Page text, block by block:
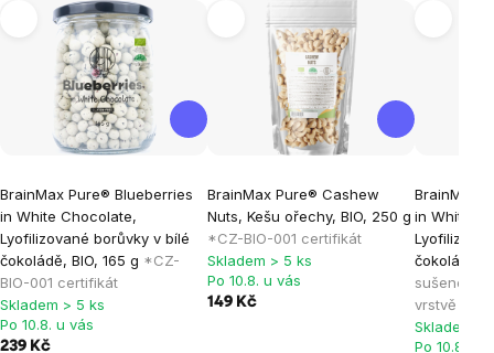
BrainMax Pure® Blueberries
in White Chocolate,
Lyofilizované borůvky v bílé
čokoládě, BIO, 165 g *CZ-
BIO-001 certifikát
Skladem > 5 ks
Po 10.8. u vás
239 Kč
BrainMax Pure® Cashew
Nuts, Kešu ořechy, BIO, 250 g
*CZ-BIO-001 certifikát
Skladem > 5 ks
Po 10.8. u vás
149 Kč
BrainMax
in White
čokoládě,
sušené
vrstvě bílé
Skladem >
Po 10.8. u